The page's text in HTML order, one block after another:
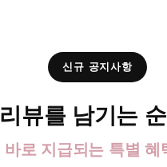
신규 공지사항
리뷰를 남기는
바로 지급되는 특별 혜